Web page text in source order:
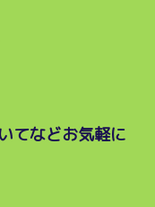
てなどお気軽に